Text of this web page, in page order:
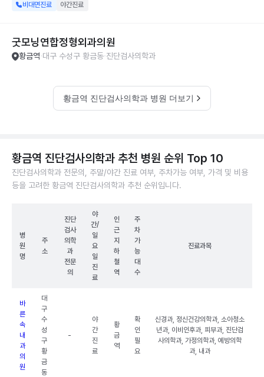
비대면진료 야간진료
굿모닝연합정형외과의원
황금역 대구 수성구 황금동 진단검사의학과
황금역 진단검사의학과 병원 더보기
황금역 진단검사의학과 추천 병원 순위 Top 10
진단검사의학과 전문의, 주말/야간 진료 여부, 주차가능 여부, 가격 및 비용
등을 고려한 황금역 진단검사의학과 추천 순위입니다.
병
원
명
주
소
진단
검사
의학
과
전문
의
야
간/
일
요
일
진
료
인
근
지
하
철
역
주
차
가
능
대
수
진료과목
바
른
속
내
과
의
원
대
구
수
성
구
황
금
동
-
야
간
진
료
황
금
역
확
인
필
요
신경과, 정신건강의학과, 소아청소
년과, 이비인후과, 피부과, 진단검
사의학과, 가정의학과, 예방의학
과, 내과